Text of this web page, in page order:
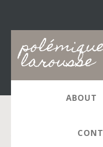
larousse
Main
navigation
ABOUT
Amazon.com: